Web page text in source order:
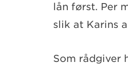
lån først. Per
slik at Karins
Som rådgiver